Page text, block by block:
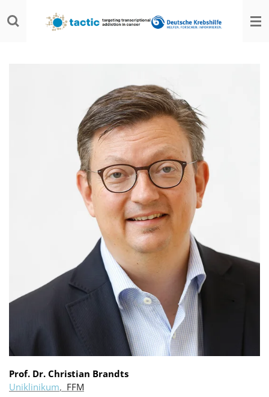
Zum
Hauptinhalt
Prof. Dr. Christian Brandts
Uniklinikum, FFM